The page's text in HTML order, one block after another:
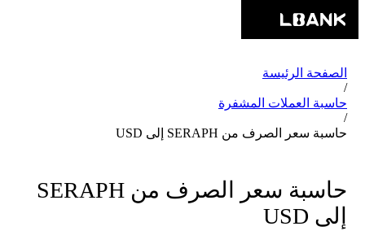
الصفحة الرئيسة
/
حاسبة العملات المشفرة
/
حاسبة سعر الصرف من SERAPH إلى USD
حاسبة سعر الصرف من SERAPH
إلى USD